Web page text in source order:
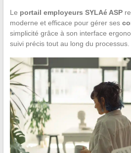
Le portail employeurs SYLAé ASP
moderne et efficace pour gérer ses
simplicité grâce à son interface
suivi précis tout au long du processus.